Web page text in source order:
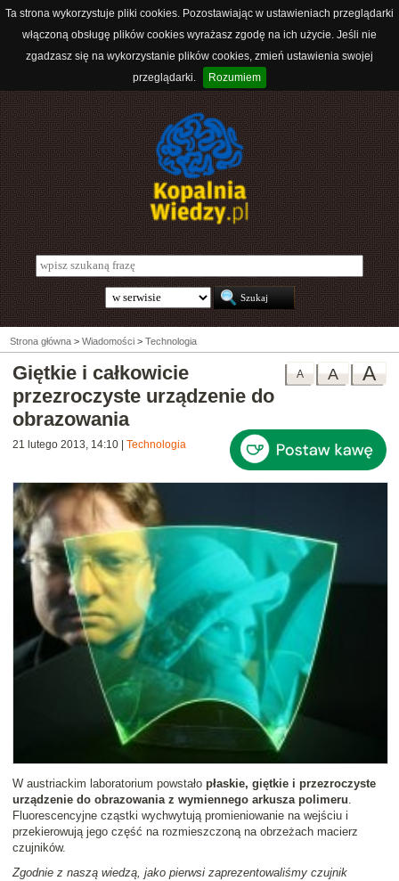
Ta strona wykorzystuje pliki cookies. Pozostawiając w ustawieniach przeglądarki
włączoną obsługę plików cookies wyrażasz zgodę na ich użycie. Jeśli nie
zgadzasz się na wykorzystanie plików cookies, zmień ustawienia swojej
przeglądarki.
Rozumiem
Strona główna > Wiadomości > Technologia
A
A
A
Giętkie i całkowicie
przezroczyste urządzenie do
obrazowania
21 lutego 2013, 14:10 Technologia
W austriackim laboratorium powstało płaskie, giętkie i przezroczyste
urządzenie do obrazowania z wymiennego arkusza polimeru.
Fluorescencyjne cząstki wychwytują promieniowanie na wejściu i
przekierowują jego część na rozmieszczoną na obrzeżach macierz
czujników.
Zgodnie z naszą wiedzą, jako pierwsi zaprezentowaliśmy czujnik